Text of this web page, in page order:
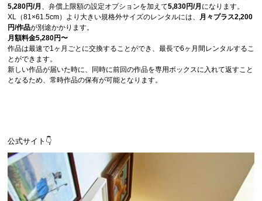
5,280円/月 、弁償上限額の設定オプションを加えて5,830円/月 になります。
XL（81×61.5cm）より大きい規格外サイズのレンタルには、 月々プラス2,200
円/作品が別途かかります。
月額料金5,280円〜
作品は最速で1ヶ月ごとに交換することができ、最長で6ヶ月間レンタルするこ
とができます。
新しい作品が届いた時に、同時に前回の作品を専用ボックスに入れて返すこと
となるため、常時作品の保有が可能となります。
公式サイト👇